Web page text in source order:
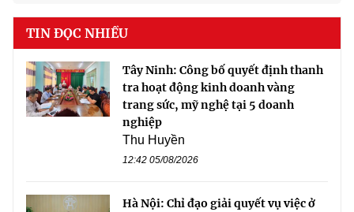
TIN ĐỌC NHIỀU
Tây Ninh: Công bố quyết định thanh
tra hoạt động kinh doanh vàng
trang sức, mỹ nghệ tại 5 doanh
nghiệp
Thu Huyền
12:42 05/08/2026
Hà Nội: Chỉ đạo giải quyết vụ việc ở